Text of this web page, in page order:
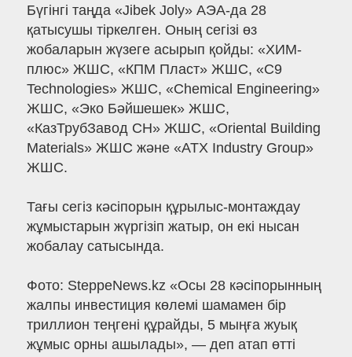
Бүгінгі таңда «Jibek Joly» АЭА-да 28
қатысушы тіркелген. Оның сегізі өз
жобаларын жүзеге асырып қойды: «ХИМ-
плюс» ЖШС, «КПМ Пласт» ЖШС, «С9
Technologies» ЖШС, «Chemical Engineering»
ЖШС, «Эко Бәйшешек» ЖШС,
«КазТрубЗавод СН» ЖШС, «Oriental Building
Materials» ЖШС және «ATX Industry Group»
ЖШС.
Тағы сегіз кәсіпорын құрылыс-монтаждау
жұмыстарын жүргізіп жатыр, он екі нысан
жобалау сатысында.
Фото: SteppeNews.kz «Осы 28 кәсіпорынның
жалпы инвестиция көлемі шамамен бір
триллион теңгені құрайды, 5 мыңға жуық
жұмыс орны ашылады», — деп атап өтті